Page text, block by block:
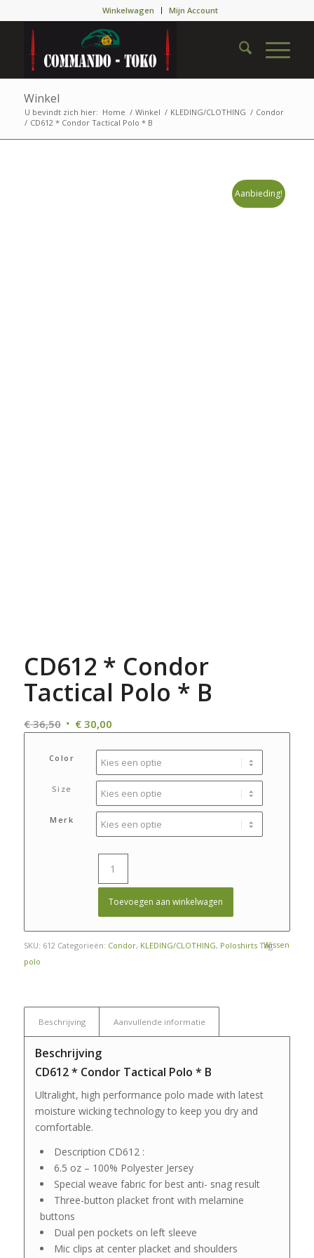
Winkelwagen Mijn Account
Winkel
U bevindt zich hier: Home / Winkel / KLEDING/CLOTHING / Condor
/ CD612 * Condor Tactical Polo * B
Aanbieding!
CD612 * Condor
Tactical Polo * B
€36,50 Oorspronkelijke
was:
€ 36,50.
€30,00Huidige
€ 30,00.
Color
Size
Merk
Wissen
Toevoegen aan winkelwagen
SKU: 612 Categorieën: Condor, KLEDING/CLOTHING, Poloshirts Tag:
polo
Beschrijving Aanvullende informatie
Beschrijving
CD612 * Condor Tactical Polo * B
Ultralight, high performance polo made with latest
moisture wicking technology to keep you dry and
comfortable.
Description CD612 :
6.5 oz – 100% Polyester Jersey
Special weave fabric for best anti- snag result
Three-button placket front with melamine
buttons
Dual pen pockets on left sleeve
Mic clips at center placket and shoulders